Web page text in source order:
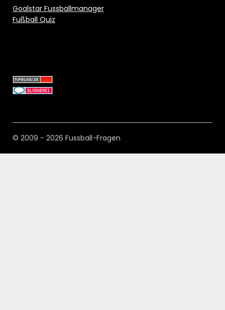
Goalstar Fussballmanager
Fußball Quiz
© 2009 - 2026 Fussball-Fragen